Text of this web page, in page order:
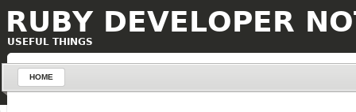
RUBY DEVELOPER
USEFUL THINGS
HOME